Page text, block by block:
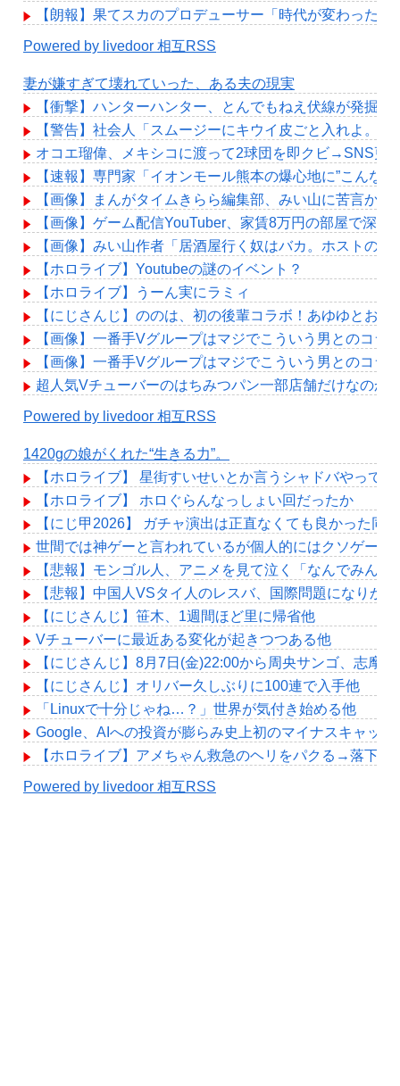
【朗報】果てスカのプロデューサー「時代が変わった
Powered by livedoor 相互RSS
妻が嫌すぎて壊れていった、ある夫の現実
【衝撃】ハンターハンター、とんでもねえ伏線が発掘
【警告】社会人「スムージーにキウイ皮ごと入れよ。
オコエ瑠偉、メキシコに渡って2球団を即クビ→SNS更
【速報】専門家「イオンモール熊本の爆心地に”こんな
【画像】まんがタイムきらら編集部、みい山に苦言か
【画像】ゲーム配信YouTuber、家賃8万円の部屋で深
【画像】みい山作者「居酒屋行く奴はバカ。ホストの
【ホロライブ】Youtubeの謎のイベント？
【ホロライブ】うーん実にラミィ
【にじさんじ】ののは、初の後輩コラボ！あゆゆとお
【画像】一番手Vグループはマジでこういう男とのコラ
【画像】一番手Vグループはマジでこういう男とのコラ
超人気Vチューバーのはちみつパン一部店舗だけなのか
Powered by livedoor 相互RSS
1420gの娘がくれた“生きる力”。
【ホロライブ】 星街すいせいとか言うシャドバやって
【ホロライブ】 ホロぐらんなっしょい回だったか
【にじ甲2026】 ガチャ演出は正直なくても良かった
世間では神ゲーと言われているが個人的にはクソゲーだ
【悲報】モンゴル人、アニメを見て泣く「なんでみん
【悲報】中国人VSタイ人のレスバ、国際問題になりか
【にじさんじ】笹木、1週間ほど里に帰省他
Vチューバーに最近ある変化が起きつつある他
【にじさんじ】8月7日(金)22:00から周央サンゴ、志摩
【にじさんじ】オリバー久しぶりに100連で入手他
「Linuxで十分じゃね…？」世界が気付き始める他
Google、AIへの投資が膨らみ史上初のマイナスキャッ
【ホロライブ】アメちゃん救急のヘリをパクる→落下【
Powered by livedoor 相互RSS